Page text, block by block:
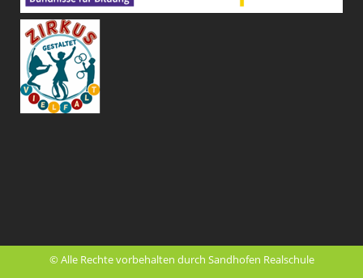
© Alle Rechte vorbehalten durch Sandhofen Realschule